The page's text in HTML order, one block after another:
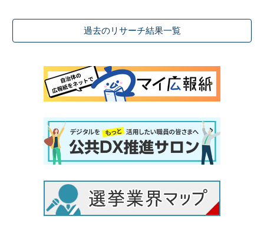
過去のリサーチ結果一覧